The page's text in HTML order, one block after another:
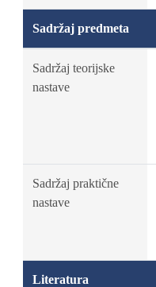
Sadržaj predmeta
Sadržaj teorijske
nastave
Sadržaj praktične
nastave
Literatura